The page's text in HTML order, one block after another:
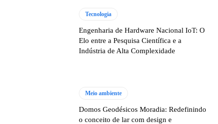
Tecnologia
Engenharia de Hardware Nacional IoT: O
Elo entre a Pesquisa Científica e a
Indústria de Alta Complexidade
Meio ambiente
Domos Geodésicos Moradia: Redefinindo
o conceito de lar com design e